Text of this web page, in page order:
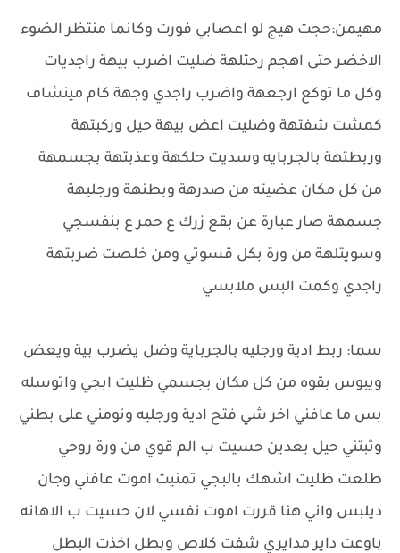
مهيمن:حجت هيج لو اعصابي فورت وكانما منتظر الضوء
الاخضر حتى اهجم رحتلهة ضليت اضرب بيهة راجديات
وكل ما توكع ارجعهة واضرب راجدي وجهة كام مينشاف
كمشت شفتهة وضليت اعض بيهة حيل وركبتهة
وربطتهة بالجربايه وسديت حلكهة وعذبتهة بجسمهة
من كل مكان عضيته من صدرهة وبطنهة ورجليهة
جسمهة صار عبارة عن بقع زرك ع حمر ع بنفسجي
وسويتلهة من ورة بكل قسوتي ومن خلصت ضربتهة
راجدي وكمت البس ملابسي
سما: ربط ادية ورجليه بالجرباية وضل يضرب بية ويعض
ويبوس بقوه من كل مكان بجسمي ظليت ابجي واتوسله
بس ما عافني اخر شي فتح ادية ورجليه ونومني على بطني
وثبتني حيل بعدين حسيت ب الم قوي من ورة روحي
طلعت ظليت اشهك بالبجي تمنيت اموت عافني وجان
ديلبس واني هنا قررت اموت نفسي لان حسيت ب الاهانه
باوعت داير مدايري شفت كلاص وبطل اخذت البطل